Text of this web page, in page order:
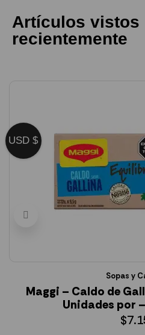
Artículos vistos
recientemente
Sopas y
Maggi – Caldo de
Unidades por
$
USD $